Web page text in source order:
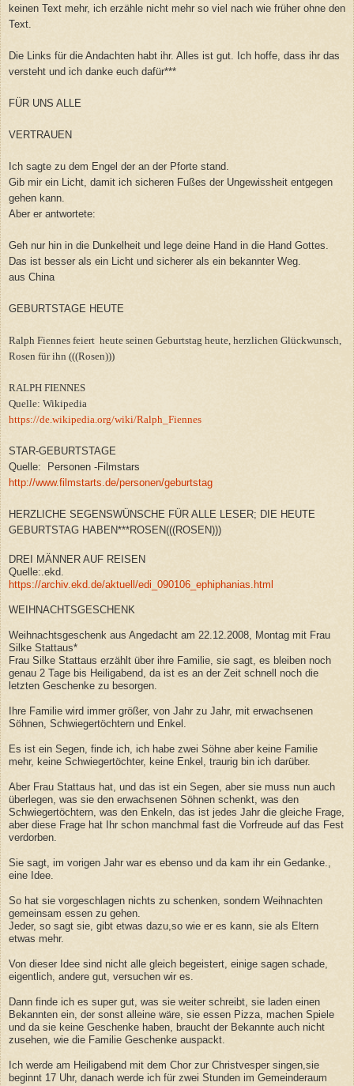
keinen Text mehr, ich erzähle nicht mehr so viel nach wie früher ohne den
Text.
Die Links für die Andachten habt ihr. Alles ist gut. Ich hoffe, dass ihr das
versteht und ich danke euch dafür***
FÜR UNS ALLE
VERTRAUEN
Ich sagte zu dem Engel der an der Pforte stand.
Gib mir ein Licht, damit ich sicheren Fußes der Ungewissheit entgegen
gehen kann.
Aber er antwortete:
Geh nur hin in die Dunkelheit und lege deine Hand in die Hand Gottes.
Das ist besser als ein Licht und sicherer als ein bekannter Weg.
aus China
GEBURTSTAGE HEUTE
Ralph Fiennes feiert heute seinen Geburtstag heute, herzlichen Glückwunsch,
Rosen für ihn (((Rosen)))
RALPH FIENNES
Quelle: Wikipedia
https://de.wikipedia.org/wiki/Ralph_Fiennes
STAR-GEBURTSTAGE
Quelle: Personen -Filmstars
http://www.filmstarts.de/personen/geburtstag
HERZLICHE SEGENSWÜNSCHE FÜR ALLE LESER; DIE HEUTE
GEBURTSTAG HABEN***ROSEN(((ROSEN)))
DREI MÄNNER AUF REISEN
Quelle:.ekd.
https://archiv.ekd.de/aktuell/edi_090106_ephiphanias.html
WEIHNACHTSGESCHENK
Weihnachtsgeschenk aus Angedacht am 22.12.2008, Montag mit Frau
Silke Stattaus*
Frau Silke Stattaus erzählt über ihre Familie, sie sagt, es bleiben noch
genau 2 Tage bis Heiligabend, da ist es an der Zeit schnell noch die
letzten Geschenke zu besorgen.
Ihre Familie wird immer größer, von Jahr zu Jahr, mit erwachsenen
Söhnen, Schwiegertöchtern und Enkel.
Es ist ein Segen, finde ich, ich habe zwei Söhne aber keine Familie
mehr, keine Schwiegertöchter, keine Enkel, traurig bin ich darüber.
Aber Frau Stattaus hat, und das ist ein Segen, aber sie muss nun auch
überlegen, was sie den erwachsenen Söhnen schenkt, was den
Schwiegertöchtern, was den Enkeln, das ist jedes Jahr die gleiche Frage,
aber diese Frage hat Ihr schon manchmal fast die Vorfreude auf das Fest
verdorben.
Sie sagt, im vorigen Jahr war es ebenso und da kam ihr ein Gedanke.,
eine Idee.
So hat sie vorgeschlagen nichts zu schenken, sondern Weihnachten
gemeinsam essen zu gehen.
Jeder, so sagt sie, gibt etwas dazu,so wie er es kann, sie als Eltern
etwas mehr.
Von dieser Idee sind nicht alle gleich begeistert, einige sagen schade,
eigentlich, andere gut, versuchen wir es.
Dann finde ich es super gut, was sie weiter schreibt, sie laden einen
Bekannten ein, der sonst alleine wäre, sie essen Pizza, machen Spiele
und da sie keine Geschenke haben, braucht der Bekannte auch nicht
zusehen, wie die Familie Geschenke auspackt.
Ich werde am Heiligabend mit dem Chor zur Christvesper singen,sie
beginnt 17 Uhr, danach werde ich für zwei Stunden im Gemeinderaum